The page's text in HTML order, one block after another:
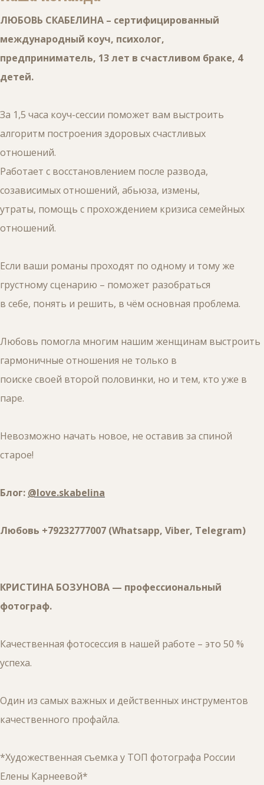
ЛЮБОВЬ СКАБЕЛИНА – сертифицированный
международный коуч, психолог,
предприниматель, 13 лет в счастливом браке, 4
детей.
За 1,5 часа коуч-сессии поможет вам выстроить
алгоритм построения здоровых счастливых
отношений.
Работает с восстановлением после развода,
созависимых отношений, абьюза, измены,
утраты, помощь с прохождением кризиса семейных
отношений.
Если ваши романы проходят по одному и тому же
грустному сценарию – поможет разобраться
в себе, понять и решить, в чём основная проблема.
Любовь помогла многим нашим женщинам выстроить
гармоничные отношения не только в
поиске своей второй половинки, но и тем, кто уже в
паре.
Невозможно начать новое, не оставив за спиной
старое!
Блог: @love.skabelina
Любовь +79232777007 (Whatsapp, Viber, Telegram)
КРИСТИНА БОЗУНОВА — профессиональный
фотограф.
Качественная фотосессия в нашей работе – это 50 %
успеха.
Один из самых важных и действенных инструментов
качественного профайла.
*Художественная съемка у ТОП фотографа России
Елены Карнеевой*